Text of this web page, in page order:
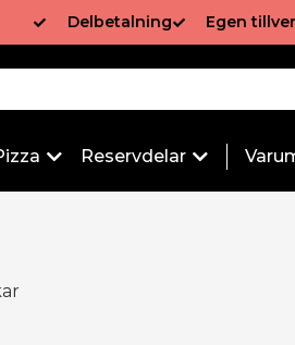
Delbetalning Egen
Reservdelar